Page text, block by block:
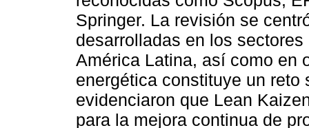
Springer. La revisión se
desarrolladas en los
América Latina, así como en
energética constituye un
evidenciaron que Lean
para la mejora continua de